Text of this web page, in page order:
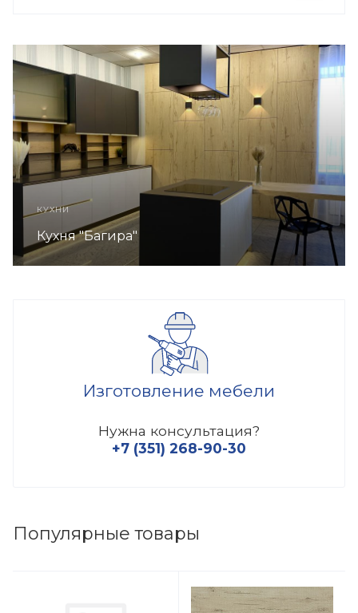
"Багира"
Изготовление мебели
Нужна консультация?
+7 (351) 268-90-30
Популярные товары